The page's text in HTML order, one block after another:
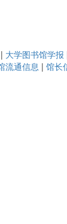
| 大学图书馆学报
流通信息 | 馆长